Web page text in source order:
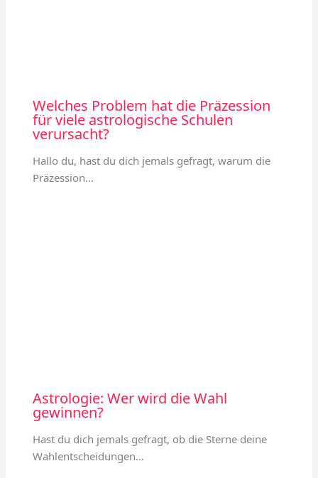
Welches Problem hat die Präzession
für viele astrologische Schulen
verursacht?
Hallo du, hast du dich jemals gefragt, warum die
Präzession…
Astrologie: Wer wird die Wahl
gewinnen?
Hast du dich jemals gefragt, ob die Sterne deine
Wahlentscheidungen…